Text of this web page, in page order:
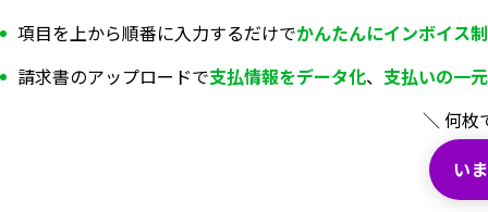
項目を上から順番に入力するだけでかんたんにインボイス
請求書のアップロードで支払情報をデータ化、 支払いの一
＼ 何枚
い